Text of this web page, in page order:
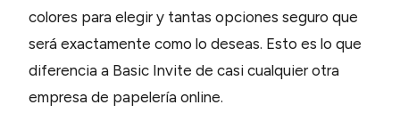
colores para elegir y tantas opciones seguro que
será exactamente como lo deseas. Esto es lo que
diferencia a Basic Invite de casi cualquier otra
empresa de papelería online.